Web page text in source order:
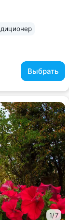
базы, является
Выбрать
1/7